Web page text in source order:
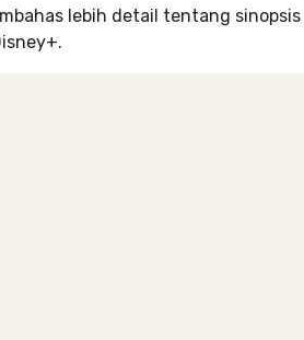
lebih detail tentang sinopsis